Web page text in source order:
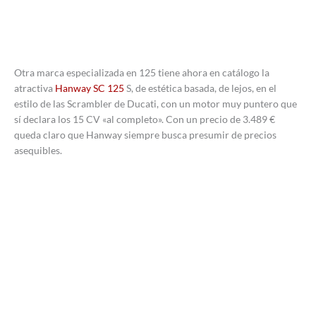
Otra marca especializada en 125 tiene ahora en catálogo la
atractiva Hanway SC 125 S, de estética basada, de lejos, en el
estilo de las Scrambler de Ducati, con un motor muy puntero que
sí declara los 15 CV «al completo». Con un precio de 3.489 €
queda claro que Hanway siempre busca presumir de precios
asequibles.